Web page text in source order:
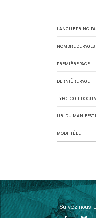
LANGUE
NOMBRE DE PAGES
PREMIÈRE PAGE
DERNIÈRE PAGE
TYPOLOGIE
URI DU MANIFEST
MODIFIÉ LE
Suivez-nous